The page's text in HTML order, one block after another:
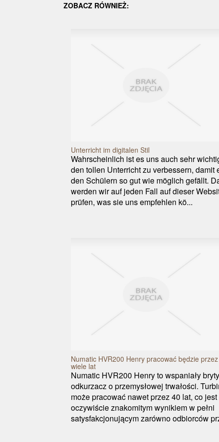
ZOBACZ RÓWNIEŻ:
Unterricht im digitalen Stil
Wahrscheinlich ist es uns auch sehr
den tollen Unterricht zu verbessern, damit
den Schülern so gut wie möglich gefällt.
werden wir auf jeden Fall auf dieser
prüfen, was sie uns empfehlen kö...
Numatic HVR200 Henry pracować będzie przez
wiele lat
Numatic HVR200 Henry to wspaniały
odkurzacz o przemysłowej trwałości.
może pracować nawet przez 40 lat, co jest
oczywiście znakomitym wynikiem w pełni
satysfakcjonującym zarówno odbiorców